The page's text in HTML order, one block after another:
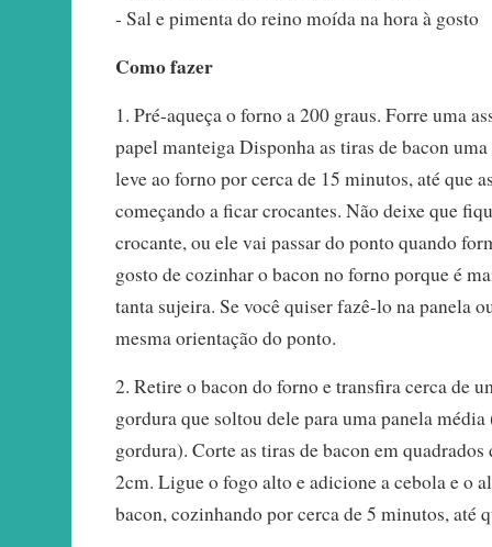
- Sal e pimenta do reino moída na hora à gosto
Como fazer
1. Pré-aqueça o forno a 200 graus. Forre uma
papel manteiga Disponha as tiras de bacon
leve ao forno por cerca de 15 minutos, até que
começando a ficar crocantes. Não deixe que
crocante, ou ele vai passar do ponto quando
gosto de cozinhar o bacon no forno porque é
tanta sujeira. Se você quiser fazê-lo na panela
mesma orientação do ponto.
2. Retire o bacon do forno e transfira cerca de
gordura que soltou dele para uma panela média
gordura). Corte as tiras de bacon em quadrados
2cm. Ligue o fogo alto e adicione a cebola e o
bacon, cozinhando por cerca de 5 minutos, até